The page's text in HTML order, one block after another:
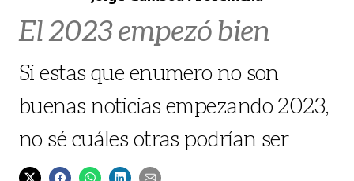
El 2023 empezó bien
Si estas que enumero no son
buenas noticias empezando 2023,
no sé cuáles otras podrían ser